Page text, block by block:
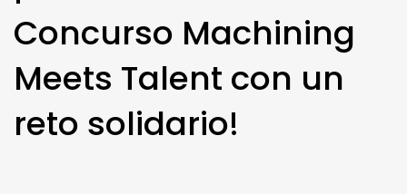
Concurso Machining
Meets Talent con un
reto solidario!